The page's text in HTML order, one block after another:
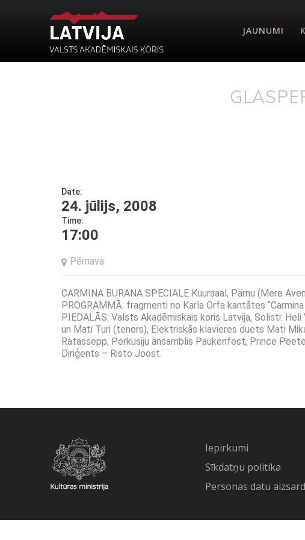
JAUNUMI
Date:
24. jūlijs, 2008
Time:
17:00
Pērnava
CARMINA BURANA SPECIALE Kuursaal, Pärnu (Mere
PROGRAMMĀ: fragmenti no Karla Orfa kantātes “Carmina
PIEDALĀS: Valsts Akadēmiskais koris Latvija, Solisti: Heli
un Mati Turi (tenors), Elektriskās klavieres duets Mati
Ratassepp, Perkusiju ansamblis Paukenfest, Prince
Diriģents – Risto Joost.
Iepirkumi
Sīkdatņu politika
Personas datu